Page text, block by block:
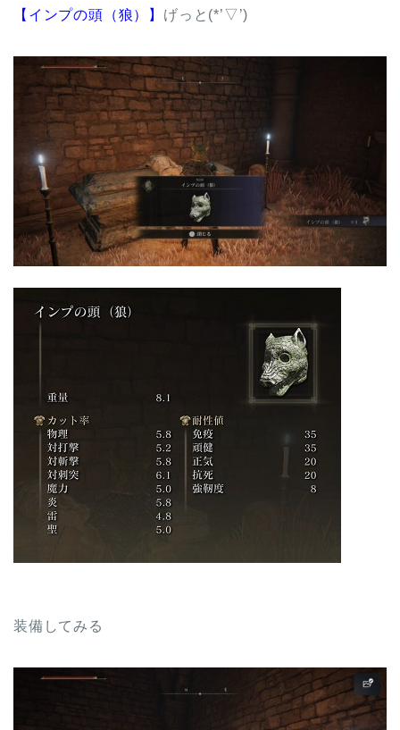
【インプの頭（狼）】 げっと(*’▽’)
装備してみる